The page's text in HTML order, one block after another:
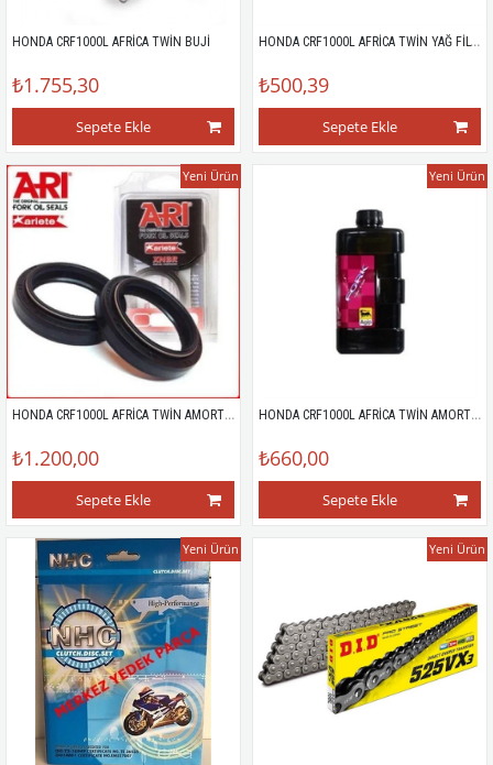
HONDA CRF1000L AFRİCA TWİN BUJİ
₺1.755,30
Sepete Ekle
HONDA CRF1000L AFRİCA TWİN YAĞ FİLTRESİ
₺500,39
Sepete Ekle
HONDA CRF1000L AFRİCA TWİN AMORTİSÖR KEÇESİ
₺1.200,00
Sepete Ekle
Yeni Ürün
HONDA CRF1000L AFRİCA TWİN AMORTİSÖR YAĞI
₺660,00
Sepete Ekle
Yeni Ürün
Yeni Ürün Yeni Ürün